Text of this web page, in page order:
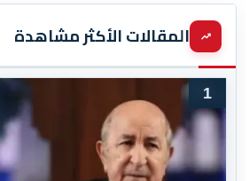
المقالات الأكثر مشاهدة
1